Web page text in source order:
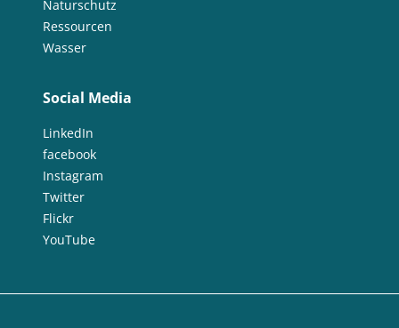
Naturschutz
Ressourcen
Wasser
Social Media
LinkedIn
facebook
Instagram
Twitter
Flickr
YouTube